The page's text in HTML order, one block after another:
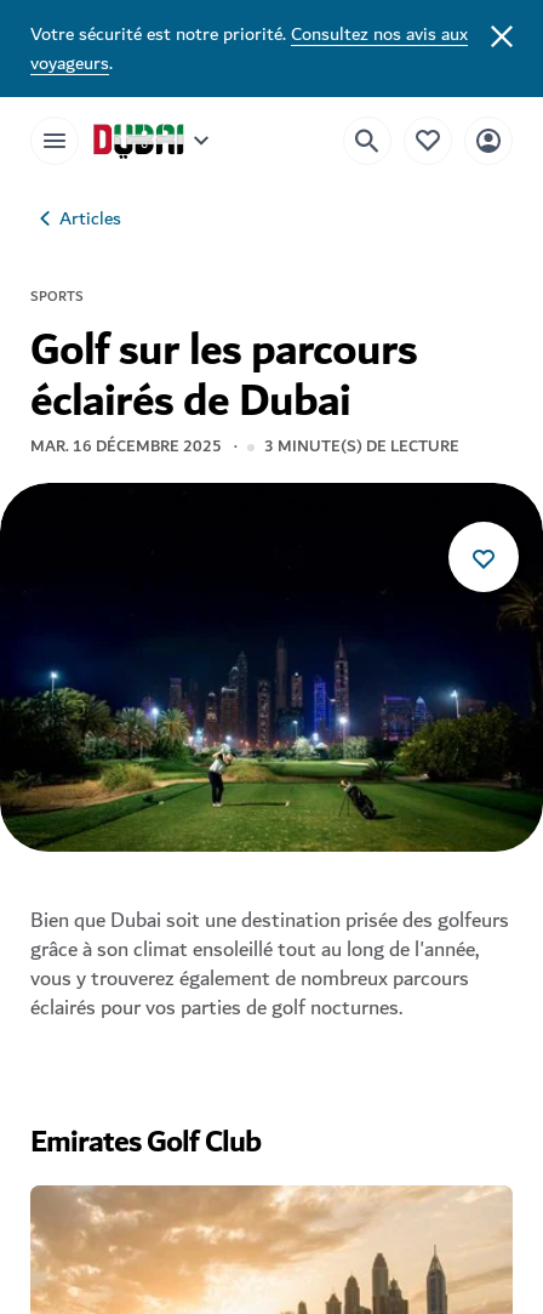
Votre sécurité est notre priorité.Consultez nos avis aux
voyageurs.
Articles
SPORTS
Golf sur les parcours
éclairés de Dubai
MAR. 16 DÉCEMBRE 2025 3 MINUTE(S) DE LECTURE
Bien que Dubai soit une destination prisée des golfeurs
grâce à son climat ensoleillé tout au long de l'année,
vous y trouverez également de nombreux parcours
éclairés pour vos parties de golf nocturnes.
Emirates Golf Club